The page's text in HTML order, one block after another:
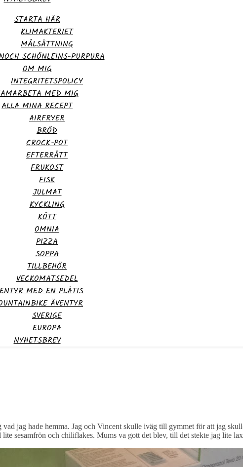
STARTA HÄR
KLIMAKTERIET
MÅLSÄTTNING
SCHÖNLEINS-PURPURA
OM MIG
INTEGRITETSPOLICY
MED MIG
ALLA MINA RECEPT
AIRFRYER
BRÖD
CROCK-POT
EFTERRÄTT
FRUKOST
FISK
JULMAT
KYCKLING
KÖTT
OMNIA
PIZZA
SOPPA
TILLBEHÖR
VECKOMATSEDEL
MED EN PLÅTIS
ÄVENTYR
SVERIGE
EUROPA
NYHETSBREV
jag hade hemma. Jag och Vincent skulle iväg till gymmet för att jag
sesamfrön och chiliflakes. Mums va gott det blev, till det stekte jag lite